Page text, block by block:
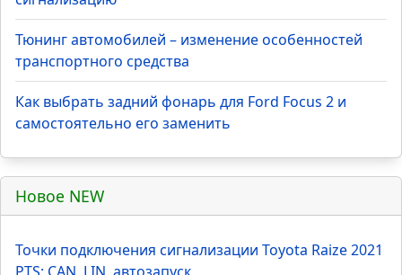
Почему не срабатывает обратная связь на брелке
сигнализации автомобиля
Грузовые автомобили - приятные и полезные
атрибуты водителей-дальнобойщиков
сигнализацию
транспортного средства